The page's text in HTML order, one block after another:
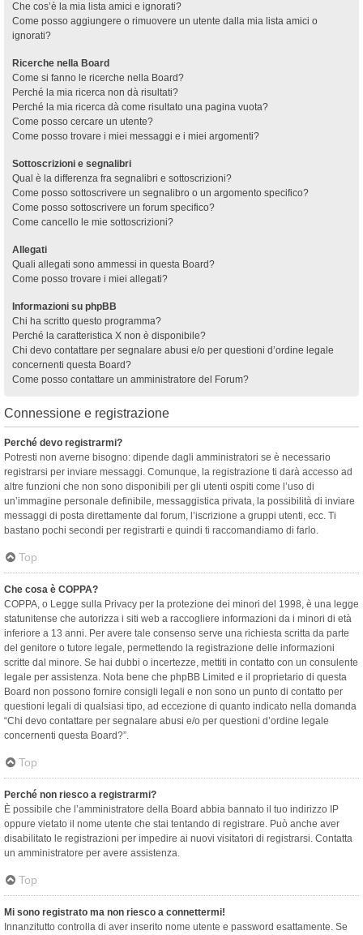
Che cos’è la mia lista amici e ignorati?
Come posso aggiungere o rimuovere un utente dalla mia lista amici o
ignorati?
Ricerche nella Board
Come si fanno le ricerche nella Board?
Perché la mia ricerca non dà risultati?
Perché la mia ricerca dà come risultato una pagina vuota?
Come posso cercare un utente?
Come posso trovare i miei messaggi e i miei argomenti?
Sottoscrizioni e segnalibri
Qual è la differenza fra segnalibri e sottoscrizioni?
Come posso sottoscrivere un segnalibro o un argomento specifico?
Come posso sottoscrivere un forum specifico?
Come cancello le mie sottoscrizioni?
Allegati
Quali allegati sono ammessi in questa Board?
Come posso trovare i miei allegati?
Informazioni su phpBB
Chi ha scritto questo programma?
Perché la caratteristica X non è disponibile?
Chi devo contattare per segnalare abusi e/o per questioni d’ordine legale
concernenti questa Board?
Come posso contattare un amministratore del Forum?
Connessione e registrazione
Perché devo registrarmi?
Potresti non averne bisogno: dipende dagli amministratori se è necessario
registrarsi per inviare messaggi. Comunque, la registrazione ti darà accesso ad
altre funzioni che non sono disponibili per gli utenti ospiti come l’uso di
un’immagine personale definibile, messaggistica privata, la possibilità di inviare
messaggi di posta direttamente dal forum, l’iscrizione a gruppi utenti, ecc. Ti
bastano pochi secondi per registrarti e quindi ti raccomandiamo di farlo.
Top
Che cosa è COPPA?
COPPA, o Legge sulla Privacy per la protezione dei minori del 1998, è una legge
statunitense che autorizza i siti web a raccogliere informazioni da i minori di età
inferiore a 13 anni. Per avere tale consenso serve una richiesta scritta da parte
del genitore o tutore legale, permettendo la registrazione delle informazioni
scritte dal minore. Se hai dubbi o incertezze, mettiti in contatto con un consulente
legale per assistenza. Nota bene che phpBB Limited e il proprietario di questa
Board non possono fornire consigli legali e non sono un punto di contatto per
questioni legali di qualsiasi tipo, ad eccezione di quanto indicato nella domanda
“Chi devo contattare per segnalare abusi e/o per questioni d’ordine legale
concernenti questa Board?”.
Top
Perché non riesco a registrarmi?
È possibile che l’amministratore della Board abbia bannato il tuo indirizzo IP
oppure vietato il nome utente che stai tentando di registrare. Può anche aver
disabilitato le registrazioni per impedire ai nuovi visitatori di registrarsi. Contatta
un amministratore per avere assistenza.
Top
Mi sono registrato ma non riesco a connettermi!
Innanzitutto controlla di aver inserito nome utente e password esattamente. Se